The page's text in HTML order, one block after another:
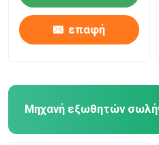
επαφή
Μηχανή εξωθητών